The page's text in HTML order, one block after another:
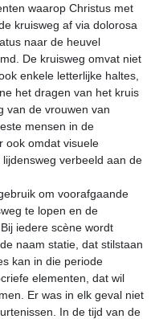
waarop Christus met
kruisweg af via dolorosa
naar de heuvel
De kruisweg omvat niet
enkele letterlijke haltes,
het dragen van het kruis
van de vrouwen van
mensen in de
ook omdat visuele
verbeeld aan de
om voorafgaande
te lopen en de
iedere scène wordt
naam statie, dat stilstaan
kan in die periode
elementen, dat wil
Er was in elk geval niet
In de tijd van de